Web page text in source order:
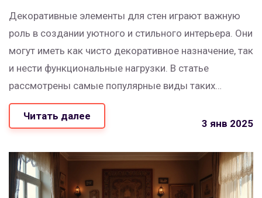
Декоративные элементы для стен играют важную
роль в создании уютного и стильного интерьера. Они
могут иметь как чисто декоративное назначение, так
и нести функциональные нагрузки. В статье
рассмотрены самые популярные виды таких
элементов, их особенности и преимущества.
Читатель узнает, как правильно выбирать и
создания гармоничного пространства в доме.
Читать далее
3 янв 2025